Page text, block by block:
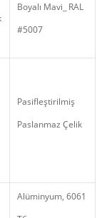
Boyalı Mavi_ RAL
#5007
Pasifleştirilmiş
Paslanmaz Çelik
Alüminyum, 6061